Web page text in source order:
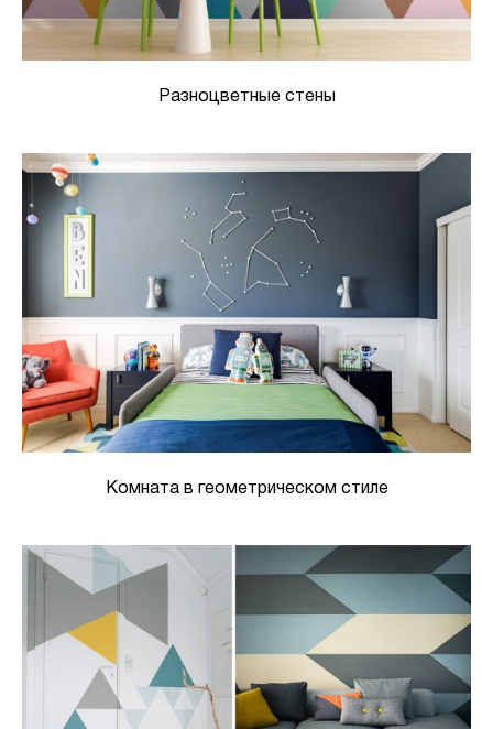
Разноцветные стены
Комната в геометрическом стиле